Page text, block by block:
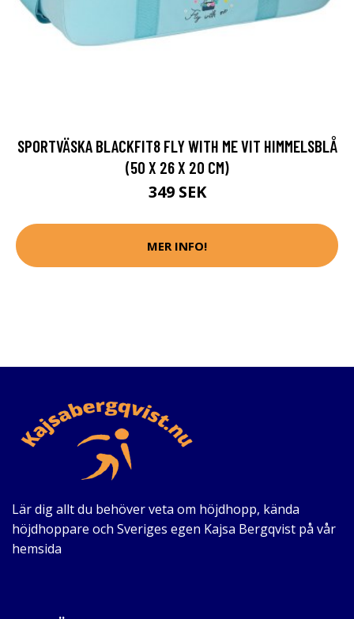
SPORTVÄSKA BLACKFIT8 FLY WITH ME VIT HIMMELSBLÅ
(50 X 26 X 20 CM)
349 SEK
MER INFO!
Lär dig allt du behöver veta om höjdhopp, kända
höjdhoppare och Sveriges egen Kajsa Bergqvist på vår
hemsida